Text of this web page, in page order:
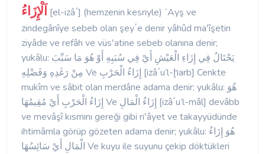
اَلْإِزَاءُ [el-izâ΄] (hemzenin kesriyle) ʹAyş ve
zindegânîye sebeb olan şey΄e denir yâhûd maʹîşetin
ziyâde ve refâh ve vüsʹatine sebeb olanına denir;
yukâlu: يَحْتَالُ فِي إِزَاءِ الْعَيْشِ أَيْ فِي سُبَبِهِ أَوْ هُوَ مَا سَبِّبَ
مِنْ رَغَدِهِ وَفَضْلِهِ Ve إِزَاءُ الْحَرْبِ [izâ΄u’l-ḩarb] Cenkte
mukîm ve sâbit olan merdâne adama denir; yukâlu: هُوَ
إِزَاءُ الْحَرْبِ أَيْ مُقِيمُهَا Ve إِزَاءُ الْمَالِ [izâ΄u’l-mâl] devâbb
ve mevâşî kısmını gereği gibi riʹâyet ve takayyüdünde
ihtimâmla görüp gözeten adama denir; yukâlu: هُوَ إِزَاءُ
الْمَالِ أَيْ سَائِسُهَا Ve kuyu ile suyunu çekip döktükleri